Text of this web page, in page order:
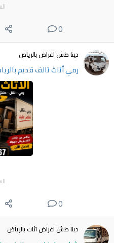
0
دينا طش اغراض بالرياض
رمي أثاث تالف قديم بالرياض
0
دينا طش اغراض اثاث بالرياض